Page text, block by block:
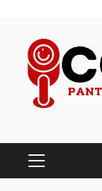
content
PRIMARY
MENU